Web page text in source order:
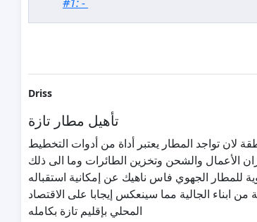
Driss
تأهيل مطار تازة
لان تواجد المطار يعتبر أداة من أدوات التخطيط
الأعمال والشحن وتخزين الطائرات وما الى ذلك
الجهوي فاس ناهيك عن إمكانية استقباله
الجالية مما سينعكس إيجابا على الاقتصاد
المحلي بإقليم تازة بكامله